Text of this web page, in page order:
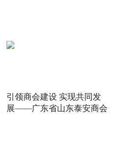
引领商会建设 实现共同发
展——广东省山东泰安商会